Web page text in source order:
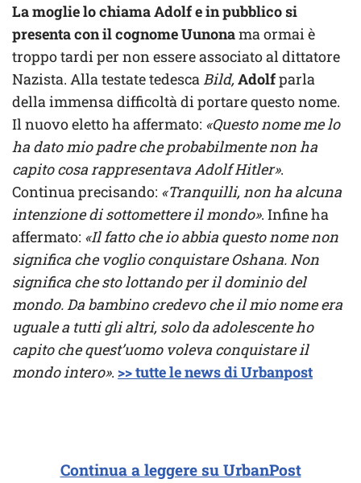
La moglie lo chiama Adolf e in pubblico si
presenta con il cognome Uunonama ormai è
troppo tardi per non essere associato al dittatore
Nazista. Alla testate tedesca Bild,Adolfparla
della immensa difficoltà di portare questo nome.
Il nuovo eletto ha affermato: «Questo nome me lo
ha dato mio padre che probabilmente non ha
capito cosa rappresentava Adolf Hitler».
Continua precisando: «Tranquilli, non ha alcuna
intenzione di sottomettere il mondo». Infine ha
affermato: «Il fatto che io abbia questo nome non
significa che voglio conquistare Oshana. Non
significa che sto lottando per il dominio del
mondo. Da bambino credevo che il mio nome era
uguale a tutti gli altri, solo da adolescente ho
capito che quest’uomo voleva conquistare il
mondo intero». >> tutte le news di Urbanpost
Continua a leggere su UrbanPost